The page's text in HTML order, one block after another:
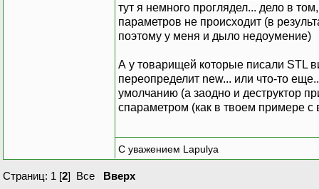
тут я немного проглядел... дело в
параметров не происходит (в
поэтому у меня и дыло недоумение)
А у товарищей которые писали STL
переопределит new... или что-то
умолчанию (а заодно и деструктор
спараметром (как в твоем примере с
С уважением Lapulya
Страниц: 1 [2] Все Вверх